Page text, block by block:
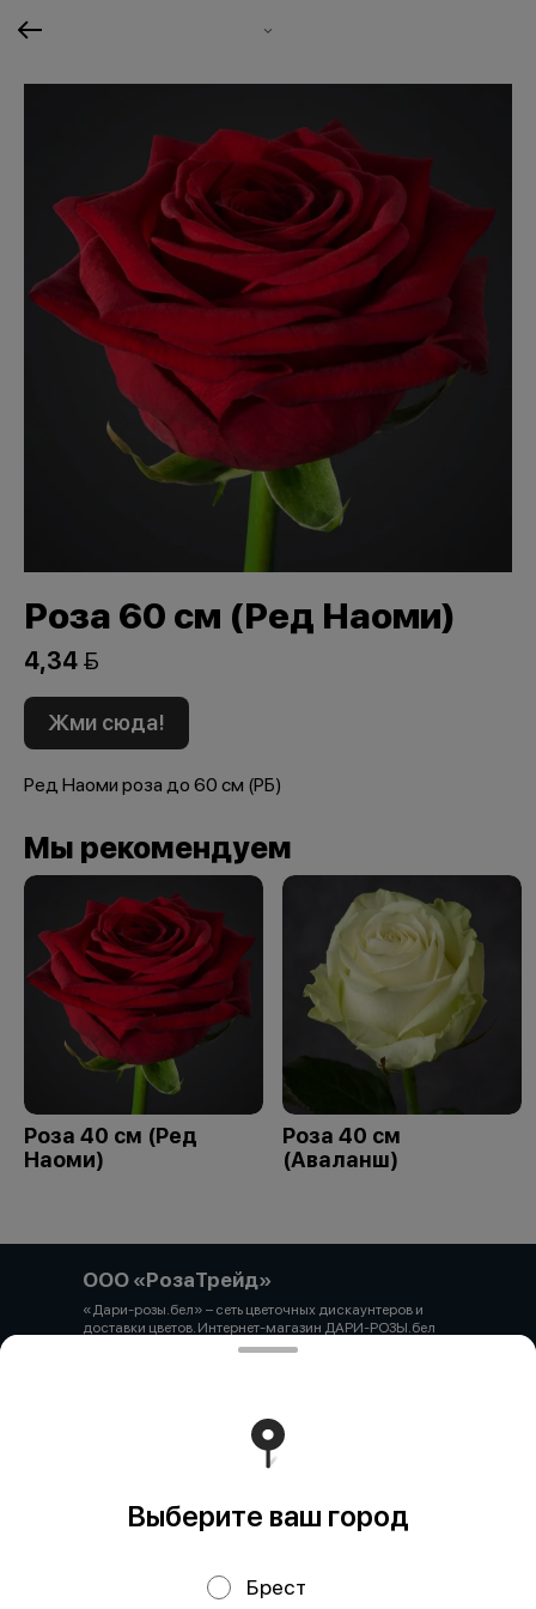
Роза 60 см (Ред Наоми)
4,34 
Жми сюда!
Ред Наоми роза до 60 см (РБ)
Мы рекомендуем
Роза 40 см (Ред
Наоми)
Роза 40 см
(Аваланш)
ООО «РозаТрейд»
«Дари-розы.бел» – сеть цветочных дискаунтеров и
доставки цветов. Интернет-магазин ДАРИ-РОЗЫ.бел
зарегистрирован 06.12.2021 № 524431 в Торговом
выдано администрацией Первомайского района г.
Витебска от 12.10.2021 УНП 391926869 Мы принимаем
онлайн оплату. ВНИМАНИЕ перед оплатой уточняйте
наличие товара у менеджера.
Выберите ваш город
Брест